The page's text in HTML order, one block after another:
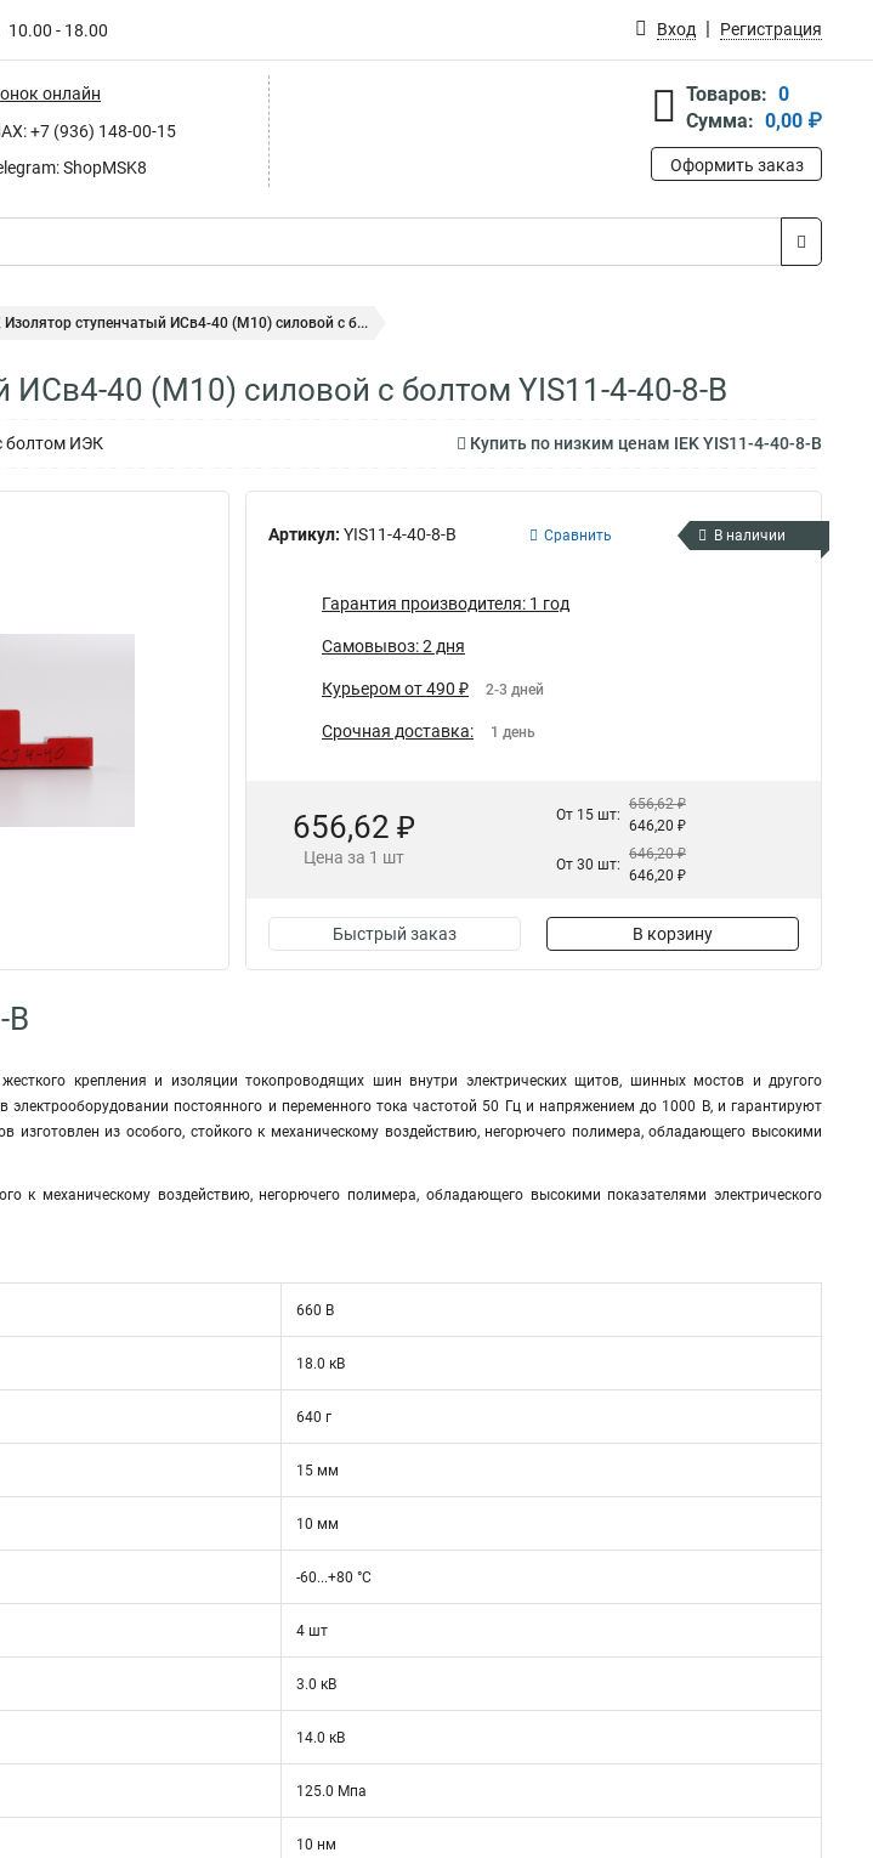
10.00 - 18.00 Вход Регистрация
онлайн
+7 (936) 148-00-15
ShopMSK8
Товаров: 0
Сумма: 0,00 ₽
Оформить заказ
Изолятор ступенчатый ИСв4-40 (М10) силовой с б...
ИСв4-40 (М10) силовой с болтом YIS11-4-40-8-B
болтом ИЭК Купить по низким ценам IEK YIS11-4-40-8-B
Артикул: YIS11-4-40-8-B Сравнить В наличии
Гарантия производителя: 1 год
Самовывоз: 2 дня
Курьером от 490 ₽ 2-3 дней
Срочная доставка: 1 день
656,62 ₽
Цена за 1 шт
От 15 шт:
656,62 ₽
646,20 ₽
От 30 шт:
646,20 ₽
646,20 ₽
Быстрый заказ В корзину
B
крепления и изоляции токопроводящих шин внутри электрических щитов, шинных мостов и другого
постоянного и переменного тока частотой 50 Гц и напряжением до 1000 В, и гарантируют
изготовлен из особого, стойкого к механическому воздействию, негорючего полимера, обладающего высокими
к механическому воздействию, негорючего полимера, обладающего высокими показателями электрического
660 В
18.0 кВ
640 г
15 мм
10 мм
-60...+80 °C
4 шт
3.0 кВ
14.0 кВ
125.0 Мпа
10 нм